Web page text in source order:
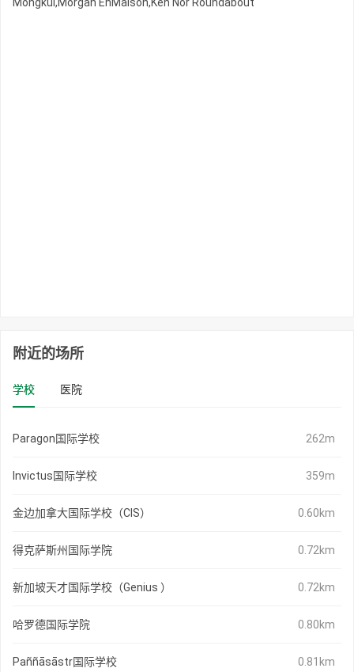
附近的场所
学校 医院
Paragon国际学校 262m
Invictus国际学校 359m
金边加拿大国际学校（CIS） 0.60km
得克萨斯州国际学院 0.72km
新加坡天才国际学校（Genius ） 0.72km
哈罗德国际学院 0.80km
Paññāsāstr国际学校 0.81km